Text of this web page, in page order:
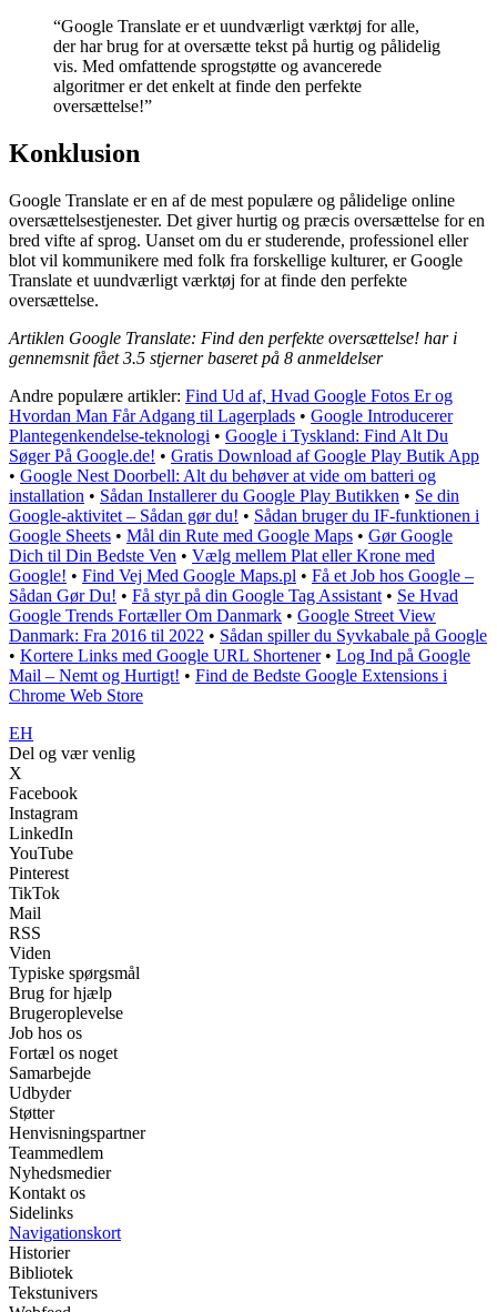
“Google Translate er et uundværligt værktøj for alle,
der har brug for at oversætte tekst på hurtig og pålidelig
vis. Med omfattende sprogstøtte og avancerede
algoritmer er det enkelt at finde den perfekte
oversættelse!”
Konklusion
Google Translate er en af de mest populære og pålidelige online
oversættelsestjenester. Det giver hurtig og præcis oversættelse for en
bred vifte af sprog. Uanset om du er studerende, professionel eller
blot vil kommunikere med folk fra forskellige kulturer, er Google
Translate et uundværligt værktøj for at finde den perfekte
oversættelse.
Artiklen Google Translate: Find den perfekte oversættelse! har i
gennemsnit fået3.5 stjerner baseret på 8 anmeldelser
Andre populære artikler: Find Ud af, Hvad Google Fotos Er og
Hvordan Man Får Adgang til Lagerplads • Google Introducerer
Plantegenkendelse-teknologi • Google i Tyskland: Find Alt Du
Søger På Google.de! • Gratis Download af Google Play Butik App
• Google Nest Doorbell: Alt du behøver at vide om batteri og
installation • Sådan Installerer du Google Play Butikken • Se din
Google-aktivitet – Sådan gør du! • Sådan bruger du IF-funktionen i
Google Sheets • Mål din Rute med Google Maps • Gør Google
Dich til Din Bedste Ven • Vælg mellem Plat eller Krone med
Google! • Find Vej Med Google Maps.pl • Få et Job hos Google –
Sådan Gør Du! • Få styr på din Google Tag Assistant • Se Hvad
Google Trends Fortæller Om Danmark • Google Street View
Danmark: Fra 2016 til 2022 • Sådan spiller du Syvkabale på Google
• Kortere Links med Google URL Shortener• Log Ind på Google
Mail – Nemt og Hurtigt! • Find de Bedste Google Extensions i
Chrome Web Store
EH
Del og vær venlig
X
Facebook
Instagram
LinkedIn
YouTube
Pinterest
TikTok
Mail
RSS
Viden
Typiske spørgsmål
Brug for hjælp
Brugeroplevelse
Job hos os
Fortæl os noget
Samarbejde
Udbyder
Støtter
Henvisningspartner
Teammedlem
Nyhedsmedier
Kontakt os
Sidelinks
Navigationskort
Historier
Bibliotek
Tekstunivers